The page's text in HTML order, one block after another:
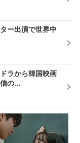
ー出演で世界中
ラから韓国映画
の...